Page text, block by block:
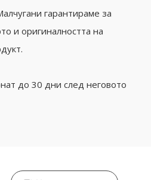
гарантираме за
и оригиналността на
до 30 дни след неговото